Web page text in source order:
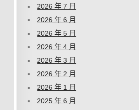
2026 年 7 月
2026 年 6 月
2026 年 5 月
2026 年 4 月
2026 年 3 月
2026 年 2 月
2026 年 1 月
2025 年 6 月